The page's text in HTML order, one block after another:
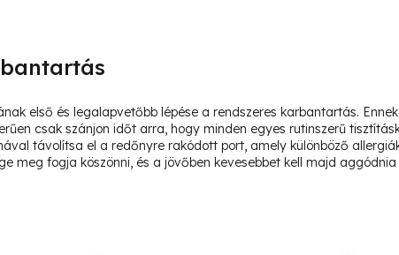
első és legalapvetőbb lépése a rendszeres karbantartás.
csak szánjon időt arra, hogy minden egyes rutinszerű
távolítsa el a redőnyre rakódott port, amely különböző
meg fogja köszönni, és a jövőben kevesebbet kell majd